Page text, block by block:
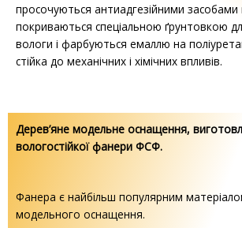
просочуються антиадгезійними засобами
покриваються спеціальною ґрунтовкою
вологи і фарбуються емаллю на
стійка до механічних і хімічних впливів.
Дерев’яне модельне оснащення,
вологостійкої фанери ФСФ.
Фанера є найбільш популярним
модельного оснащення.